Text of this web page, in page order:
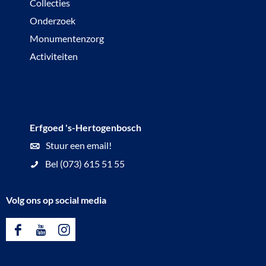
a
a
n
Collecties
Onderzoek
Monumentenzorg
Activiteiten
Erfgoed 's-Hertogenbosch
Stuur een email!
Bel (073) 615 51 55
Volg ons op social media
F
Y
I